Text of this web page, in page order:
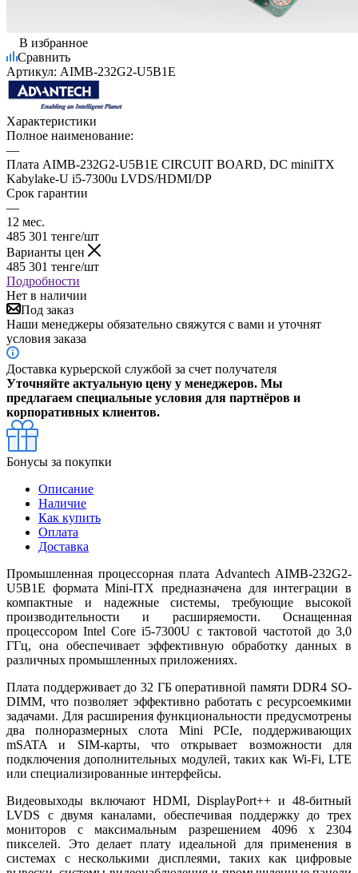
В избранное
Сравнить
Артикул: AIMB-232G2-U5B1E
Характеристики
Полное наименование:
—
Плата AIMB-232G2-U5B1E CIRCUIT BOARD, DC miniITX
Kabylake-U i5-7300u LVDS/HDMI/DP
Срок гарантии
—
12 мес.
485 301 тенге/шт
Варианты цен
485 301 тенге/шт
Подробности
Нет в наличии
Под заказ
Наши менеджеры обязательно свяжутся с вами и уточнят
условия заказа
Доставка курьерской службой за счет получателя
Уточняйте актуальную цену у менеджеров. Мы
предлагаем специальные условия для партнёров и
корпоративных клиентов.
Бонусы за покупки
Описание
Наличие
Как купить
Оплата
Доставка
Промышленная процессорная плата Advantech AIMB-232G2-
U5B1E формата Mini-ITX предназначена для интеграции в
компактные и надежные системы, требующие высокой
производительности и расширяемости. Оснащенная
процессором Intel Core i5-7300U с тактовой частотой до 3,0
ГГц, она обеспечивает эффективную обработку данных в
различных промышленных приложениях.
Плата поддерживает до 32 ГБ оперативной памяти DDR4 SO-
DIMM, что позволяет эффективно работать с ресурсоемкими
задачами. Для расширения функциональности предусмотрены
два полноразмерных слота Mini PCIe, поддерживающих
mSATA и SIM-карты, что открывает возможности для
подключения дополнительных модулей, таких как Wi-Fi, LTE
или специализированные интерфейсы.
Видеовыходы включают HDMI, DisplayPort++ и 48-битный
LVDS с двумя каналами, обеспечивая поддержку до трех
мониторов с максимальным разрешением 4096 x 2304
пикселей. Это делает плату идеальной для применения в
системах с несколькими дисплеями, таких как цифровые